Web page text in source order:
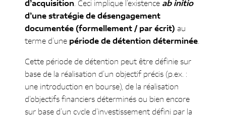
d’acquisition. Ceci implique l’existence ab initio
d’une stratégie de désengagement
documentée (formellement / par écrit) au
terme d’une période de détention déterminée.
Cette période de détention peut être définie sur
base de la réalisation d’un objectif précis (p.ex. :
une introduction en bourse), de la réalisation
d’objectifs financiers déterminés ou bien encore
sur base d’un cycle d’investissement défini par la